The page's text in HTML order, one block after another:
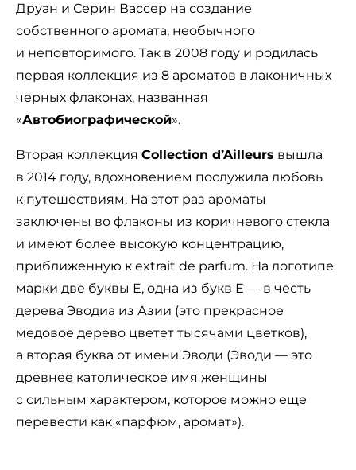
Друан и Серин Вассер на создание
собственного аромата, необычного
и неповторимого. Так в 2008 году и родилась
первая коллекция из 8 ароматов в лаконичных
черных флаконах, названная
«Автобиографической».
Вторая коллекция Collection d’Ailleurs вышла
в 2014 году, вдохновением послужила любовь
к путешествиям. На этот раз ароматы
заключены во флаконы из коричневого стекла
и имеют более высокую концентрацию,
приближенную к extrait de parfum. На логотипе
марки две буквы Е, одна из букв Е — в честь
дерева Эводиа из Азии (это прекрасное
медовое дерево цветет тысячами цветков),
а вторая буква от имени Эводи (Эводи — это
древнее католическое имя женщины
с сильным характером, которое можно еще
перевести как «парфюм, аромат»).